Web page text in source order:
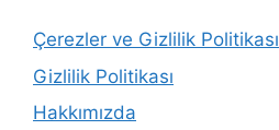
Çerezler ve Gizlilik Politikası
Gizlilik Politikası
Hakkımızda